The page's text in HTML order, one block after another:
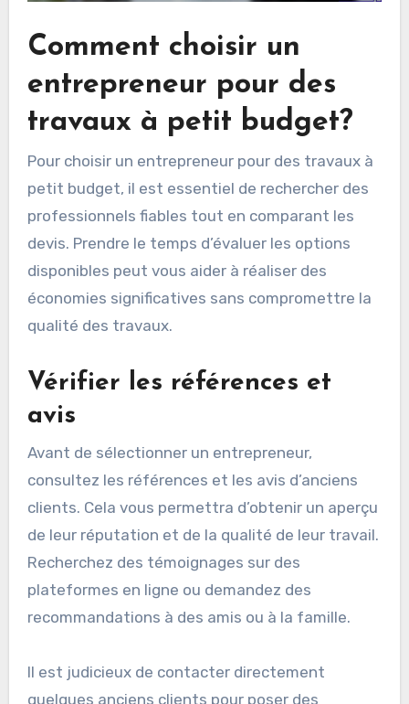
Comment choisir un
entrepreneur pour des
travaux à petit budget?
Pour choisir un entrepreneur pour des travaux à
petit budget, il est essentiel de rechercher des
professionnels fiables tout en comparant les
devis. Prendre le temps d’évaluer les options
disponibles peut vous aider à réaliser des
économies significatives sans compromettre la
qualité des travaux.
Vérifier les références et
avis
Avant de sélectionner un entrepreneur,
consultez les références et les avis d’anciens
clients. Cela vous permettra d’obtenir un aperçu
de leur réputation et de la qualité de leur travail.
Recherchez des témoignages sur des
plateformes en ligne ou demandez des
recommandations à des amis ou à la famille.
Il est judicieux de contacter directement
quelques anciens clients pour poser des